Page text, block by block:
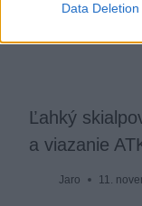
Data Deletion
Ľahký
a viazanie
Jaro 11.